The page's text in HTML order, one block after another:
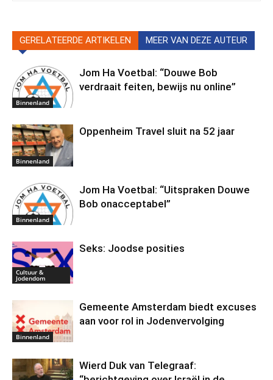
GERELATEERDE ARTIKELEN MEER VAN DEZE AUTEUR
Binnenland
Jom Ha Voetbal: “Douwe Bob
verdraait feiten, bewijs nu online”
Binnenland
Oppenheim Travel sluit na 52 jaar
Binnenland
Jom Ha Voetbal: “Uitspraken Douwe
Bob onacceptabel”
Cultuur &
Jodendom
Seks: Joodse posities
Binnenland
Gemeente Amsterdam biedt excuses
aan voor rol in Jodenvervolging
Wierd Duk van Telegraaf: